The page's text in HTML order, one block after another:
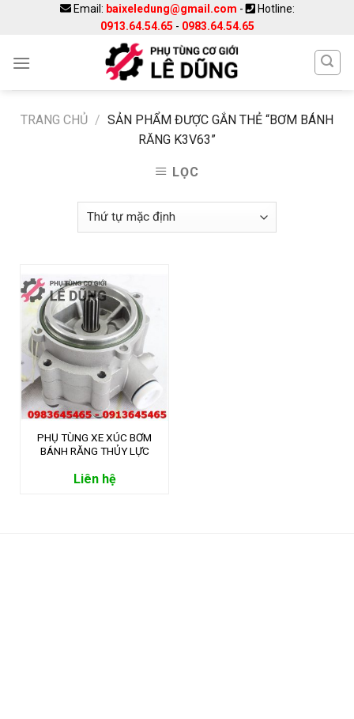
Email: baixeledung@gmail.com -
Hotline:
0913.64.54.65 - 0983.64.54.65
TRANG CHỦ / SẢN PHẨM ĐƯỢC GẮN THẺ “BƠM BÁNH
RĂNG K3V63”
LỌC
PHỤ TÙNG XE XÚC BƠM
BÁNH RĂNG THỦY LỰC
Liên hệ